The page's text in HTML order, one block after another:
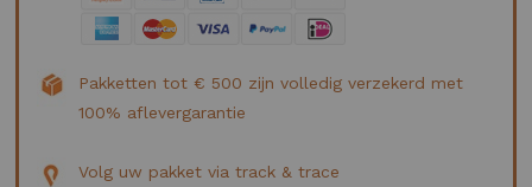
Pakketten tot € 500 zijn volledig verzekerd met
100% aflevergarantie
Volg uw pakket via track & trace